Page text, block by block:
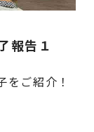
報告１
ご紹介！